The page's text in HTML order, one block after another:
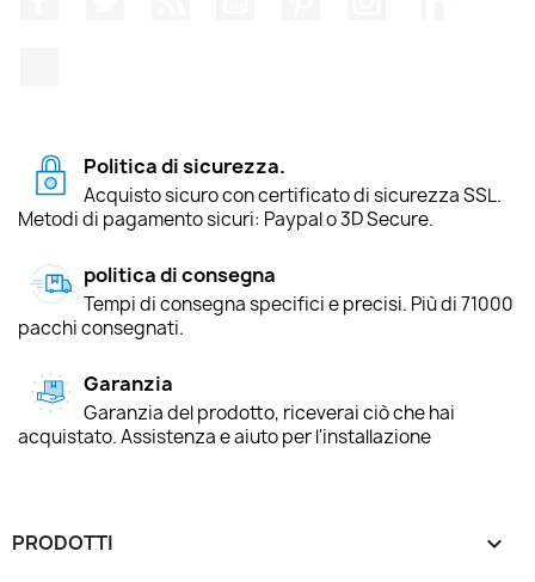
Politica di sicurezza.
Acquisto sicuro con certificato di sicurezza SSL.
Metodi di pagamento sicuri: Paypal o 3D Secure.
politica di consegna
Tempi di consegna specifici e precisi. Più di 71000
pacchi consegnati.
Garanzia
Garanzia del prodotto, riceverai ciò che hai
acquistato. Assistenza e aiuto per l'installazione
PRODOTTI 